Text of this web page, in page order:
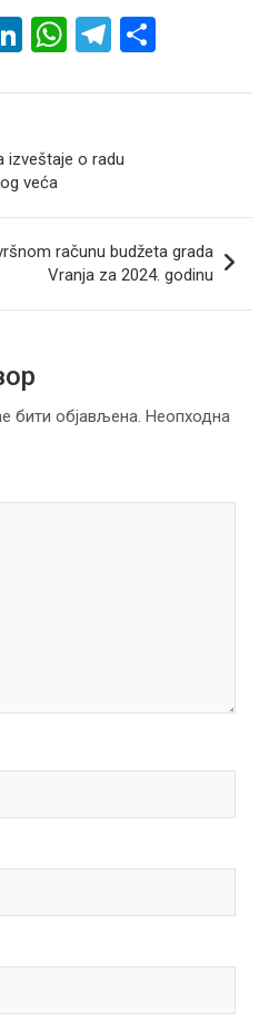
Li
ke
dI
n
W
at
A
p
p
T
e
gr
a
m
ar
izveštaje o radu
veća
računu budžeta grada
Vranja za 2024. godinu
бити објављена. Неопходна